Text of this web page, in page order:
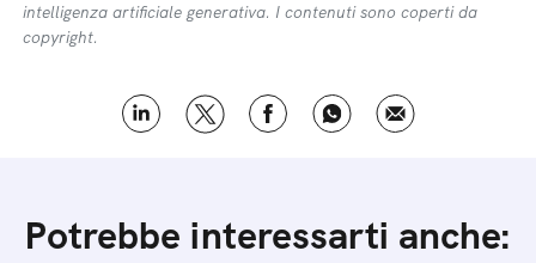
intelligenza artificiale generativa. I contenuti sono coperti da
copyright.
Potrebbe interessarti anche: